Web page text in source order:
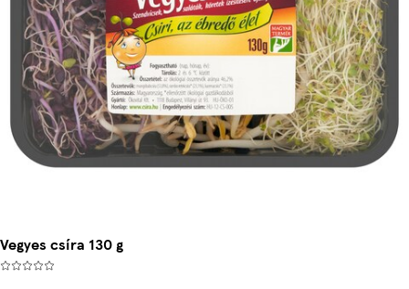
Vegyes csíra 130 g